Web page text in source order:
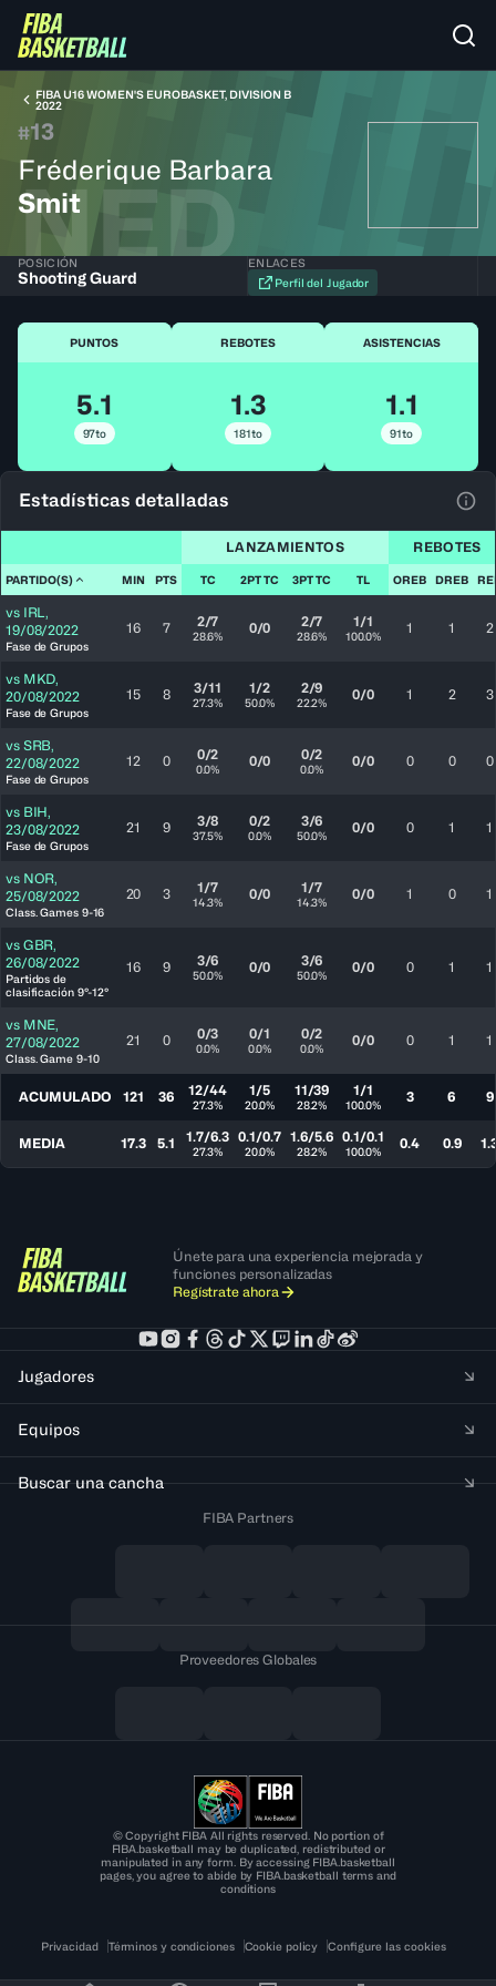
FIBA U16 WOMEN'S EUROBASKET, DIVISION B
2022
#13
Fréderique Barbara
Smit
NED
POSICIÓN
Shooting Guard
ENLACES
Perfil del Jugador
PUNTOS
5.1
97to
REBOTES
1.3
181to
ASISTENCIAS
1.1
91to
Estadísticas detalladas
LANZAMIENTOS REBOTES
PARTIDO(S) MIN PTS TC 2PT TC 3PT TC TL OREB DREB
vs IRL,
19/08/2022
Fase de Grupos
16 7 2/7
28.6% 0/0 2/7
28.6%
1/1
100.0% 1 1 2
vs MKD,
20/08/2022
Fase de Grupos
15 8 3/11
27.3%
1/2
50.0%
2/9
22.2% 0/0 1 2 3
vs SRB,
22/08/2022
Fase de Grupos
12 0 0/2
0.0% 0/0 0/2
0.0% 0/0 0 0 0
vs BIH,
23/08/2022
Fase de Grupos
21 9 3/8
37.5%
0/2
0.0%
3/6
50.0% 0/0 0 1 1
vs NOR,
25/08/2022
Class. Games 9-16
20 3 1/7
14.3% 0/0 1/7
14.3% 0/0 1 0 1
vs GBR,
26/08/2022
Partidos de
clasificación 9°-12°
16 9 3/6
50.0% 0/0 3/6
50.0% 0/0 0 1 1
vs MNE,
27/08/2022
Class. Game 9-10
21 0 0/3
0.0%
0/1
0.0%
0/2
0.0% 0/0 0 1 1
ACUMULADO 121 36 12/44
27.3%
1/5
20.0%
11/39
28.2%
1/1
100.0% 3 6 9
MEDIA 17.3 5.1 1.7/6.3
27.3%
0.1/0.7
20.0%
1.6/5.6
28.2%
0.1/0.1
100.0% 0.4 0.9
Únete para una experiencia mejorada y
funciones personalizadas
Regístrate ahora
Jugadores
Equipos
Buscar una cancha
FIBA Partners
Proveedores Globales
© Copyright FIBA All rights reserved. No portion of
FIBA.basketball may be duplicated, redistributed or
manipulated in any form. By accessing FIBA.basketball
pages, you agree to abide by FIBA.basketball terms and
conditions
Privacidad Términos y condiciones Cookie policy Configure las cookies